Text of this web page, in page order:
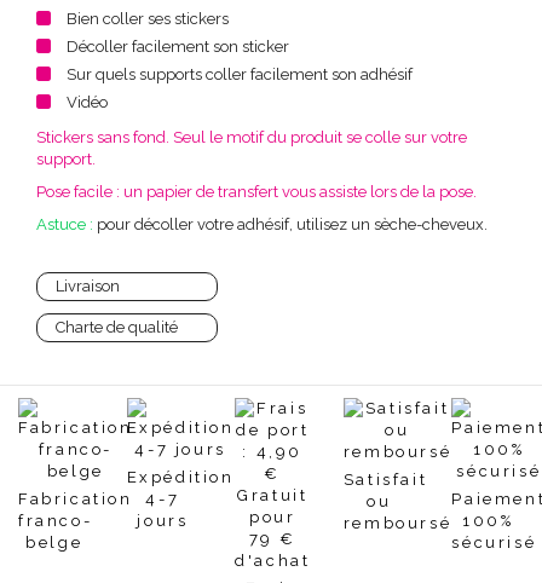
Bien coller ses stickers
Décoller facilement son sticker
Sur quels supports coller facilement son adhésif
Vidéo
Stickers sans fond. Seul le motif du produit se colle sur votre
support.
Pose facile : un papier de transfert vous assiste lors de la pose.
Astuce : pour décoller votre adhésif, utilisez un sèche-cheveux.
Livraison
Charte de qualité
Fabrication
franco-
belge
Expédition
4-7
jours
Satisfait
ou
remboursé
100%
sécurisé